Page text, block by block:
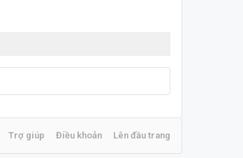
Trợ giúp Điều khoản Lên đầu trang